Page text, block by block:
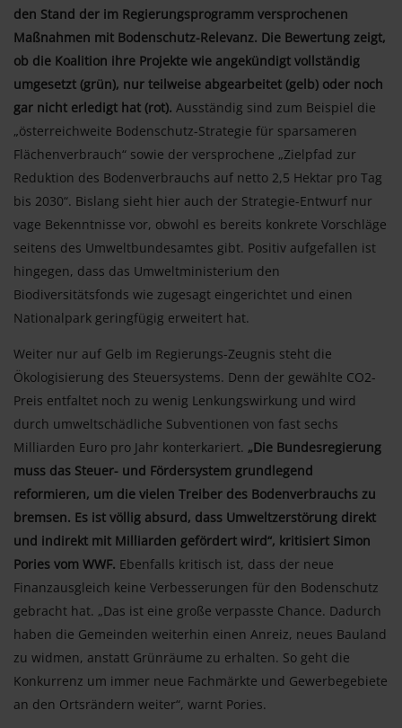
den Stand der im Regierungsprogramm versprochenen
Maßnahmen mit Bodenschutz-Relevanz. Die Bewertung zeigt,
ob die Koalition ihre Projekte wie angekündigt vollständig
umgesetzt (grün), nur teilweise abgearbeitet (gelb) oder noch
gar nicht erledigt hat (rot). Ausständig sind zum Beispiel die
„österreichweite Bodenschutz-Strategie für sparsameren
Flächenverbrauch“ sowie der versprochene „Zielpfad zur
Reduktion des Bodenverbrauchs auf netto 2,5 Hektar pro Tag
bis 2030“. Bislang sieht hier auch der Strategie-Entwurf nur
vage Bekenntnisse vor, obwohl es bereits konkrete Vorschläge
seitens des Umweltbundesamtes gibt. Positiv aufgefallen ist
hingegen, dass das Umweltministerium den
Biodiversitätsfonds wie zugesagt eingerichtet und einen
Nationalpark geringfügig erweitert hat.
Weiter nur auf Gelb im Regierungs-Zeugnis steht die
Ökologisierung des Steuersystems. Denn der gewählte CO2-
Preis entfaltet noch zu wenig Lenkungswirkung und wird
durch umweltschädliche Subventionen von fast sechs
Milliarden Euro pro Jahr konterkariert. „Die Bundesregierung
muss das Steuer- und Fördersystem grundlegend
reformieren, um die vielen Treiber des Bodenverbrauchs zu
bremsen. Es ist völlig absurd, dass Umweltzerstörung direkt
und indirekt mit Milliarden gefördert wird“, kritisiert Simon
Pories vom WWF. Ebenfalls kritisch ist, dass der neue
Finanzausgleich keine Verbesserungen für den Bodenschutz
gebracht hat. „Das ist eine große verpasste Chance. Dadurch
haben die Gemeinden weiterhin einen Anreiz, neues Bauland
zu widmen, anstatt Grünräume zu erhalten. So geht die
Konkurrenz um immer neue Fachmärkte und Gewerbegebiete
an den Ortsrändern weiter“, warnt Pories.